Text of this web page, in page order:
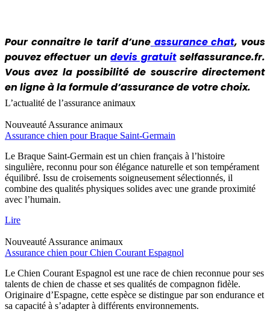
Pour connaitre le tarif d’une assurance chat, vous
pouvez effectuer undevis gratuitselfassurance.fr.
Vous avez la possibilité de souscrire directement
en ligne à la formule d’assurance de votre choix.
L’actualité de l’assurance animaux
Nouveauté Assurance animaux
Assurance chien pour Braque Saint-Germain
Le Braque Saint-Germain est un chien français à l’histoire
singulière, reconnu pour son élégance naturelle et son tempérament
équilibré. Issu de croisements soigneusement sélectionnés, il
combine des qualités physiques solides avec une grande proximité
avec l’humain.
Lire
Nouveauté Assurance animaux
Assurance chien pour Chien Courant Espagnol
Le Chien Courant Espagnol est une race de chien reconnue pour ses
talents de chien de chasse et ses qualités de compagnon fidèle.
Originaire d’Espagne, cette espèce se distingue par son endurance et
sa capacité à s’adapter à différents environnements.